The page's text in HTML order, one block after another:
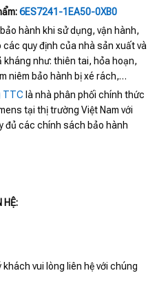
6ES7241-1EA50-0XB0
hành khi sử dụng, vận hành,
quy định của nhà sản xuất và
như: thiên tai, hỏa hoạn,
niêm bảo hành bị xé rách,…
TTC là nhà phân phối chính thức
tại thị trường Việt Nam với
đủ các chính sách bảo hành
HỆ:
vui lòng liên hệ với chúng